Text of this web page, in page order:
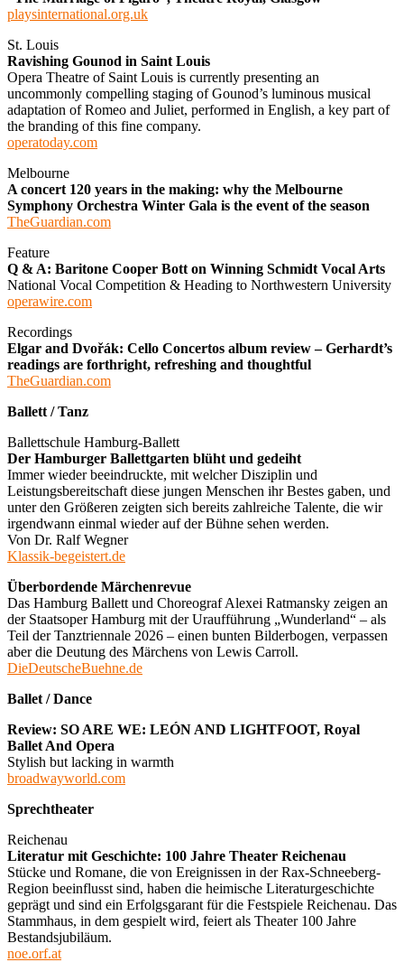
playsinternational.org.uk
St. Louis
Ravishing Gounod in Saint Louis
Opera Theatre of Saint Louis is currently presenting an
uncommonly compelling staging of Gounod’s luminous musical
adaptation of Romeo and Juliet, performed in English, a key part of
the branding of this fine company.
operatoday.com
Melbourne
A concert 120 years in the making: why the Melbourne
Symphony Orchestra Winter Gala is the event of the season
TheGuardian.com
Feature
Q & A: Baritone Cooper Bott on Winning Schmidt Vocal Arts
National Vocal Competition & Heading to Northwestern University
operawire.com
Recordings
Elgar and Dvořák: Cello Concertos album review – Gerhardt’s
readings are forthright, refreshing and thoughtful
TheGuardian.com
Ballett / Tanz
Ballettschule Hamburg-Ballett
Der Hamburger Ballettgarten blüht und gedeiht
Immer wieder beeindruckte, mit welcher Disziplin und
Leistungsbereitschaft diese jungen Menschen ihr Bestes gaben, und
unter den Größeren zeigten sich bereits zahlreiche Talente, die wir
irgendwann einmal wieder auf der Bühne sehen werden.
Von Dr. Ralf Wegner
Klassik-begeistert.de
Überbordende Märchenrevue
Das Hamburg Ballett und Choreograf Alexei Ratmansky zeigen an
der Staatsoper Hamburg mit der Uraufführung „Wunderland“ – als
Teil der Tanztriennale 2026 – einen bunten Bilderbogen, verpassen
aber die Deutung des Märchens von Lewis Carroll.
DieDeutscheBuehne.de
Ballet / Dance
Review: SO ARE WE: LEÓN AND LIGHTFOOT, Royal
Ballet And Opera
Stylish but lacking in warmth
broadwayworld.com
Sprechtheater
Reichenau
Literatur mit Geschichte: 100 Jahre Theater Reichenau
Stücke und Romane, die von Ereignissen in der Rax-Schneeberg-
Region beeinflusst sind, haben die heimische Literaturgeschichte
geprägt und sind ein Erfolgsgarant für die Festspiele Reichenau. Das
Stammhaus, in dem gespielt wird, feiert als Theater 100 Jahre
Bestandsjubiläum.
noe.orf.at